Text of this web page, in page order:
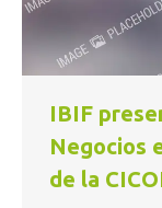
IBIF
Negocios
de la